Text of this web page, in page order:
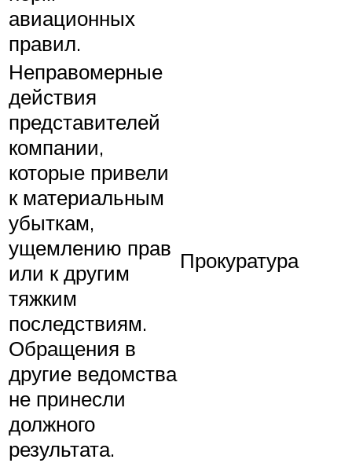
авиационных
правил.
Неправомерные
действия
представителей
компании,
которые привели
к материальным
убыткам,
ущемлению прав
или к другим
тяжким
последствиям.
Обращения в
другие ведомства
не принесли
должного
результата.
Прокуратура